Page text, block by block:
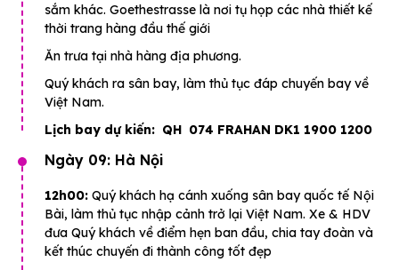
sắm khác. Goethestrasse là nơi tụ họp các nhà thiết kế
thời trang hàng đầu thế giới
Ăn trưa tại nhà hàng địa phương.
Quý khách ra sân bay, làm thủ tục đáp chuyến bay về
Việt Nam.
Lịch bay dự kiến: QH 074 FRAHAN DK1 1900 1200
Ngày 09: Hà Nội
12h00: Quý khách hạ cánh xuống sân bay quốc tế Nội
Bài, làm thủ tục nhập cảnh trở lại Việt Nam. Xe & HDV
đưa Quý khách về điểm hẹn ban đầu, chia tay đoàn và
kết thúc chuyến đi thành công tốt đẹp